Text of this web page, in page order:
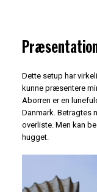
Dette setup har
kunne præsentere
Aborren er en
Danmark. Betragtes
overliste. Men kan
hugget.